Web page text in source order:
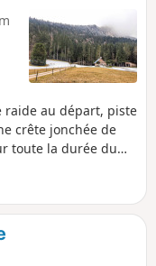
au départ, piste
crête jonchée de
toute la durée du
la fatigue.